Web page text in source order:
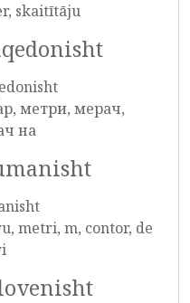
skaitītāju
метри, мерач,
на
metri, m, contor, de